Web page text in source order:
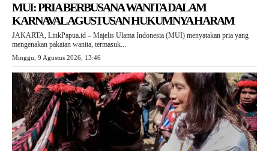
MUI: PRIA BERBUSANA WANITA DALAM
KARNAVAL AGUSTUSAN HUKUMNYA HARAM
JAKARTA, LinkPapua.id – Majelis Ulama Indonesia (MUI) menyatakan pria yang
mengenakan pakaian wanita, termasuk...
Minggu, 9 Agustus 2026, 13:46